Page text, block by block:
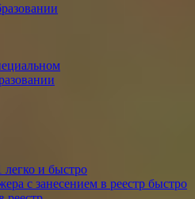
легко и быстро
с занесением в реестр быстро